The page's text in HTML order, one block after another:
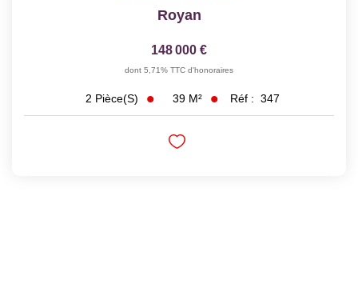
Royan
148 000 €
dont 5,71% TTC d'honoraires
2 Pièce(s) 39 M² Réf : 347